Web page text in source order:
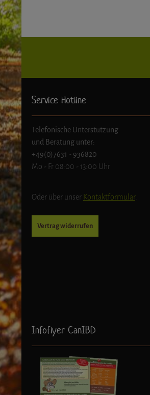
Service Hotline
Telefonische Unterstützung
und Beratung unter:
+49(0)7631 - 936820
Mo - Fr 08:00 - 13:00 Uhr
Oder über unser Kontaktformular.
Vertrag widerrufen
Infoflyer CanIBD